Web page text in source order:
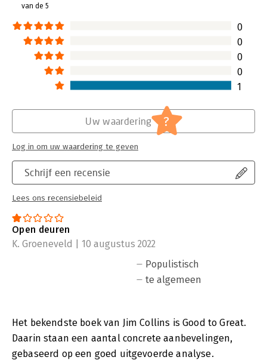
van de 5
0
0
0
0
1
Schrijf een recensie
Lees ons recensiebeleid
Uw waardering ?
Log in om uw waardering te geven
Open deuren
K. Groeneveld | 10 augustus 2022
Populistisch
te algemeen
Het bekendste boek van Jim Collins is Good to Great.
Daarin staan een aantal concrete aanbevelingen,
gebaseerd op een goed uitgevoerde analyse.